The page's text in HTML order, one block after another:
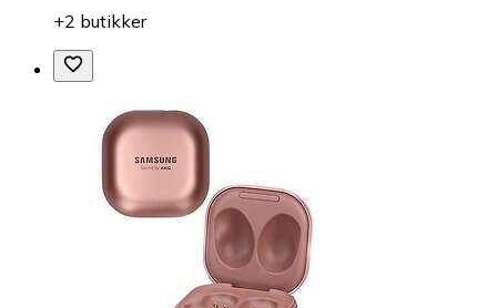
+2 butikker